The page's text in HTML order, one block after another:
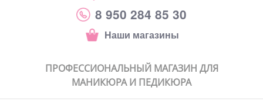
8 950 284 85 30
Наши магазины
ПРОФЕССИОНАЛЬНЫЙ МАГАЗИН ДЛЯ
МАНИКЮРА И ПЕДИКЮРА